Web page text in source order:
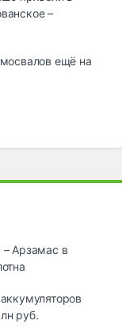
–
ещё на
Арзамас в
руб.